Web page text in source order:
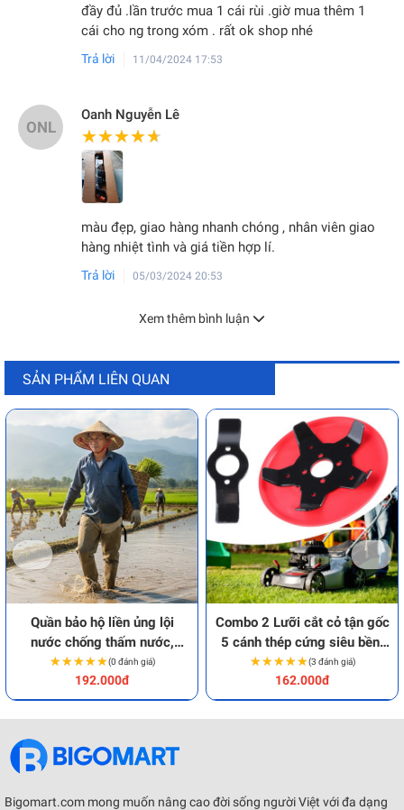
đầy đủ .lần trước mua 1 cái rùi .giờ mua thêm 1
cái cho ng trong xóm . rất ok shop nhé
Trả lời 11/04/2024 17:53
ONL
Oanh Nguyễn Lê
★★★★★
★★★★★
màu đẹp, giao hàng nhanh chóng , nhân viên giao
hàng nhiệt tình và giá tiền hợp lí.
Trả lời 05/03/2024 20:53
Xem thêm bình luận
SẢN PHẨM LIÊN QUAN
Quần bảo hộ liền ủng lội
nước chống thấm nước,
chống trượt
★★★★★
★★★★★(0 đánh giá)
192.000đ
Combo 2 Lưỡi cắt cỏ tận gốc
5 cánh thép cứng siêu bền,
chống mòn cao cấp
★★★★★
★★★★★(3 đánh giá)
162.000đ
Bigomart.com mong muốn nâng cao đời sống người Việt với đa dạng